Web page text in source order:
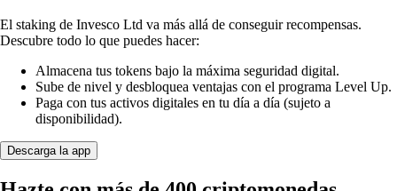
El staking de Invesco Ltd va más allá de conseguir recompensas.
Descubre todo lo que puedes hacer:
Almacena tus tokens bajo la máxima seguridad digital.
Sube de nivel y desbloquea ventajas con el programa Level Up.
Paga con tus activos digitales en tu día a día (sujeto a
disponibilidad).
Descarga la app